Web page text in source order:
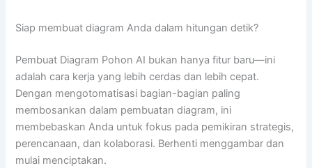
Siap membuat diagram Anda dalam hitungan detik?
Pembuat Diagram Pohon AI bukan hanya fitur baru—ini
adalah cara kerja yang lebih cerdas dan lebih cepat.
Dengan mengotomatisasi bagian-bagian paling
membosankan dalam pembuatan diagram, ini
membebaskan Anda untuk fokus pada pemikiran strategis,
perencanaan, dan kolaborasi. Berhenti menggambar dan
mulai menciptakan.